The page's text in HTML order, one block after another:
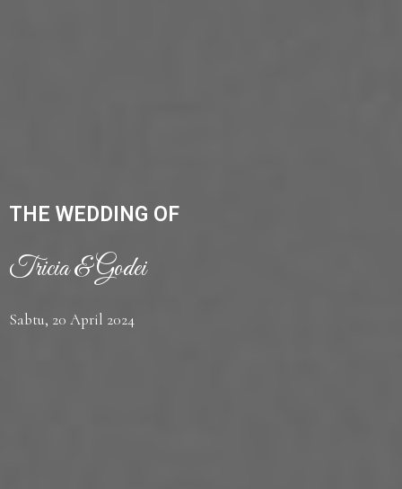
THE WEDDING OF
Tricia & Godei
Sabtu, 20 April 2024